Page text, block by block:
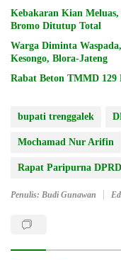
Kebakaran Kian
Bromo Ditutup Total
Warga Diminta
Kesongo, Blora-Jateng
Rabat Beton TMMD
bupati trenggalek
Mochamad Nur Arifin
Rapat Paripurna DPRD
Penulis: Budi Gunawan